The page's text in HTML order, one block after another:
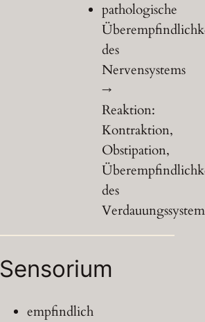
pathologische
des
Nervensystems
→
Reaktion:
Kontraktion,
Obstipation,
des
Sensorium
empfindlich